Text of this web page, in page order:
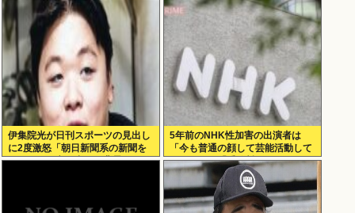
伊集院光が日刊スポーツの見出し
に2度激怒「朝日新聞系の新聞を
やめる」と言い出した背景
5年前のNHK性加害の出演者は
「今も普通の顔して芸能活動して
る」ネット「受信料を取るくらい
なら詳細を伝えよ」